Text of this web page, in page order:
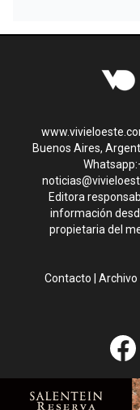
Buenos Aires,
Editora
información
propietaria del
Contacto |Archivo